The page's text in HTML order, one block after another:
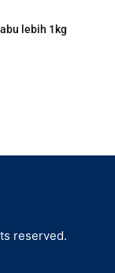
lebih 1kg
reserved.